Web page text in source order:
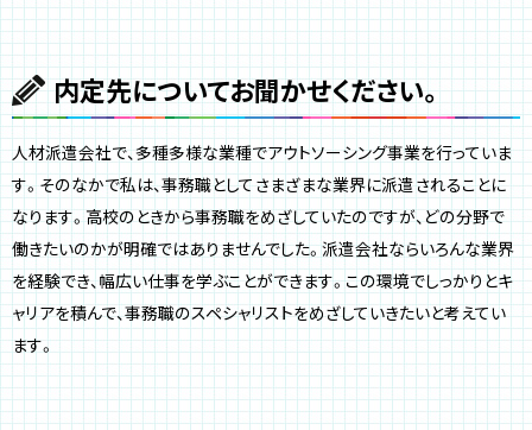
内定先についてお聞かせください。
人材派遣会社で、多種多様な業種でアウトソーシング事業を行っていま
す。そのなかで私は、事務職としてさまざまな業界に派遣されることに
なります。高校のときから事務職をめざしていたのですが、どの分野で
働きたいのかが明確ではありませんでした。派遣会社ならいろんな業界
を経験でき、幅広い仕事を学ぶことができます。この環境でしっかりとキ
ャリアを積んで、事務職のスペシャリストをめざしていきたいと考えてい
ます。